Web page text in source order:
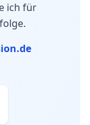
ich für